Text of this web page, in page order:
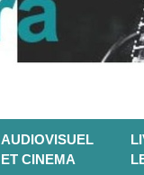
AUDIOVISUEL
ET CINEMA